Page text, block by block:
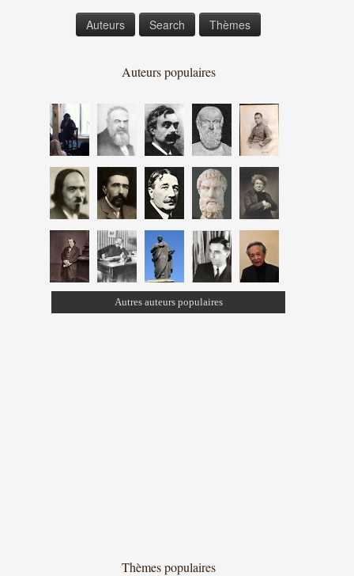
Auteurs Search Thèmes
Auteurs populaires
Autres auteurs populaires
Thèmes populaires